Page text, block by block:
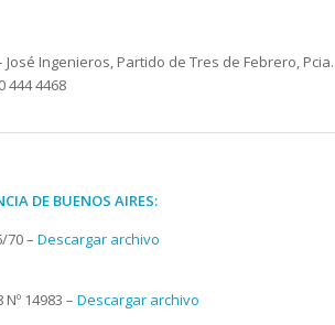
José Ingenieros, Partido de Tres de Febrero,
444 4468
DE BUENOS AIRES:
70 – Descargar archivo
14983 – Descargar archivo